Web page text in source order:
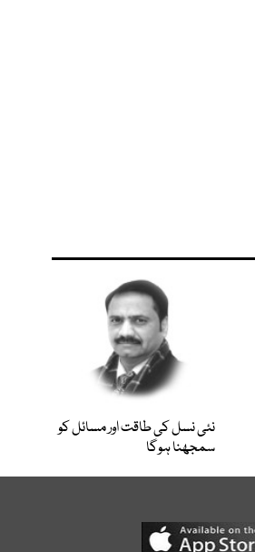
نئی نسل کی طاقت اور مسائل کو
سمجھنا ہوگا